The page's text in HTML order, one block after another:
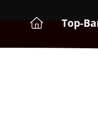
Top-